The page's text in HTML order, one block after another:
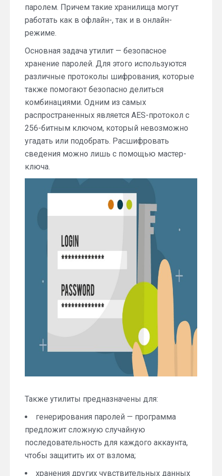
паролем. Причем такие хранилища могут
работать как в офлайн-, так и в онлайн-
режиме.
Основная задача утилит — безопасное
хранение паролей. Для этого используются
различные протоколы шифрования, которые
также помогают безопасно делиться
комбинациями. Одним из самых
распространенных является AES-протокол с
256-битным ключом, который невозможно
угадать или подобрать. Расшифровать
сведения можно лишь с помощью мастер-
ключа.
Также утилиты предназначены для:
генерирования паролей — программа
предложит сложную случайную
последовательность для каждого аккаунта,
чтобы защитить их от взлома;
хранения других чувствительных данных